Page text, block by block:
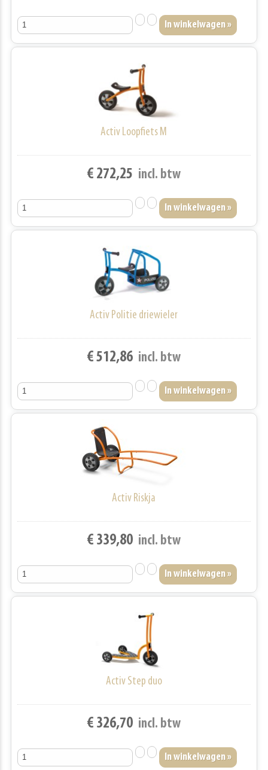
Activ Loopfiets M
€ 272,25 incl. btw
Activ Politie driewieler
€ 512,86 incl. btw
Activ Riskja
€ 339,80 incl. btw
Activ Step duo
€ 326,70 incl. btw